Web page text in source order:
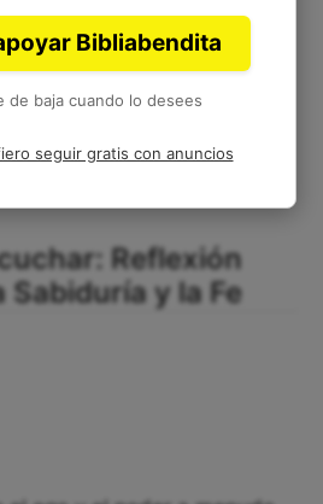
dispuestos a servir y
Reflexión
y la Fe
Bibliabendita
de baja cuando lo desees
seguir gratis con anuncios